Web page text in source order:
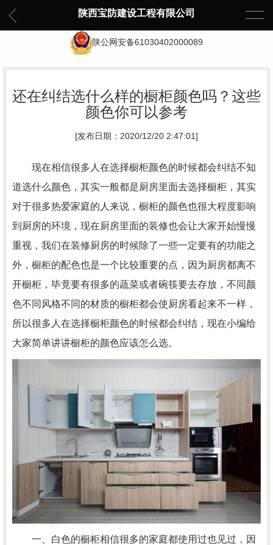
陕西宝防建设工程有限公司
陕公网安备61030402000089
还在纠结选什么样的橱柜颜色吗？这些
颜色你可以参考
[发布日期：2020/12/20 2:47:01]
现在相信很多人在选择橱柜颜色的时候都会纠结不知
道选什么颜色，其实一般都是厨房里面去选择橱柜，其实
对于很多热爱家庭的人来说，橱柜的颜色也很大程度影响
到厨房的环境，现在厨房里面的装修也会让大家开始慢慢
重视，我们在装修厨房的时候除了一些一定要有的功能之
外，橱柜的配色也是一个比较重要的点，因为厨房都离不
开橱柜，毕竟要有很多的蔬菜或者碗筷要去存放，不同颜
色不同风格不同的材质的橱柜都会使厨房看起来不一样，
所以很多人在选择橱柜颜色的时候都会纠结，现在小编给
大家简单讲讲橱柜的颜色应该怎么选。
一、白色的橱柜相信很多的家庭都使用过也见过，因